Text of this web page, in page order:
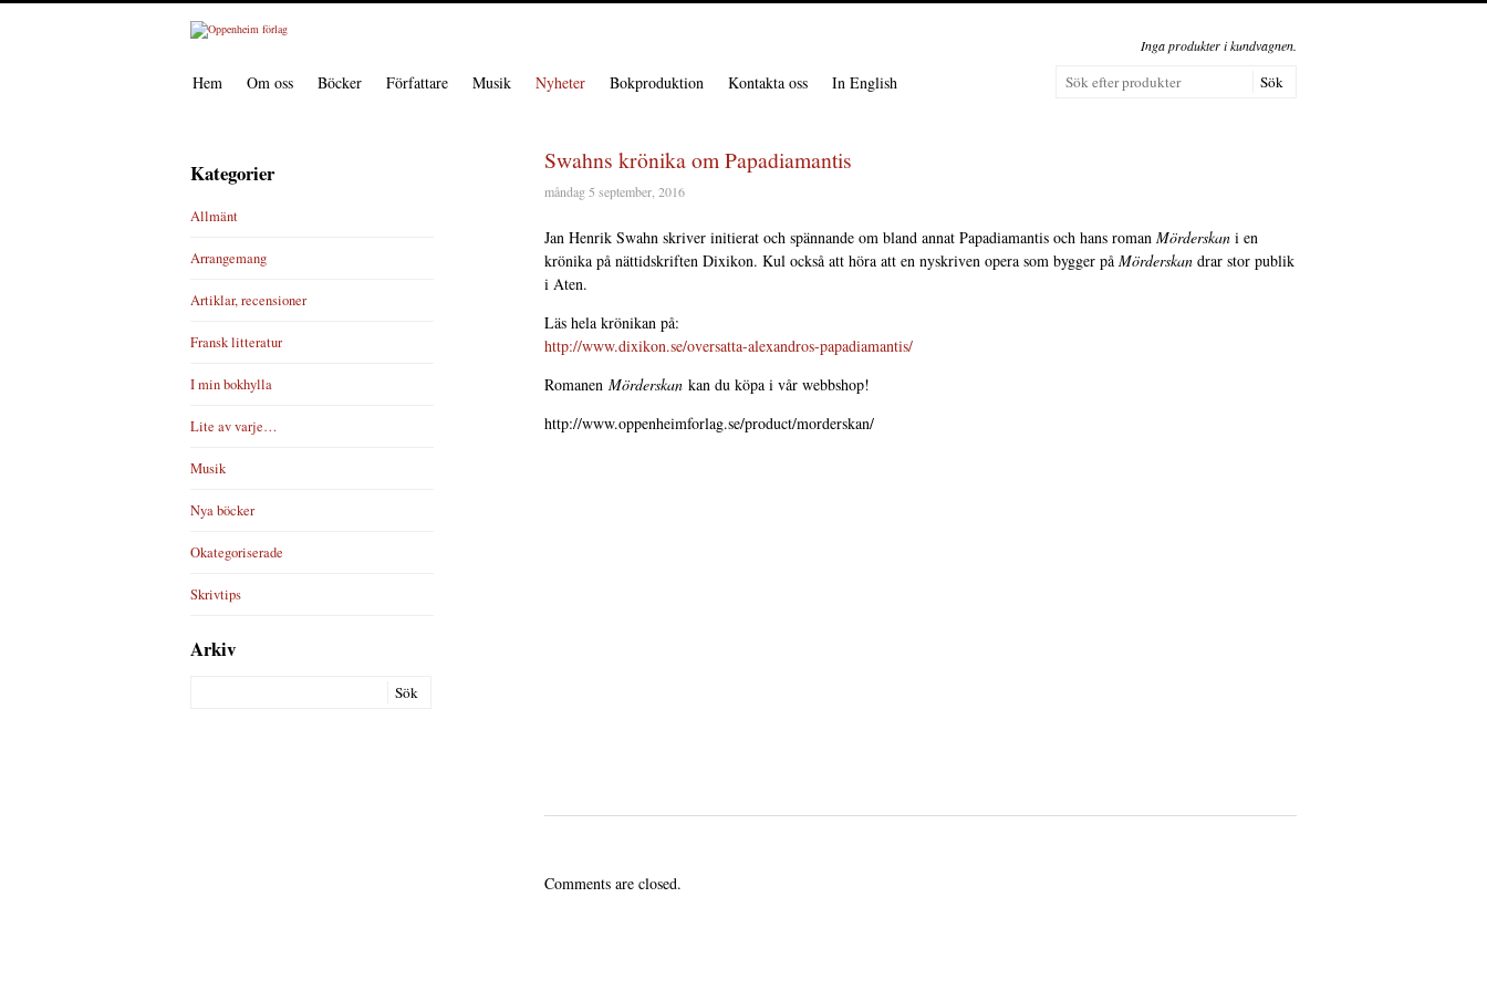
Inga produkter i kundvagnen.
Hem Om oss Böcker Författare Musik Nyheter Bokproduktion Kontakta oss In English
Swahns krönika om Papadiamantis
måndag 5 september, 2016
Jan Henrik Swahn skriver initierat och spännande om bland annat Papadiamantis och hans roman Mörderskan i en
krönika på nättidskriften Dixikon. Kul också att höra att en nyskriven opera som bygger på Mörderskan drar stor publik
i Aten.
Läs hela krönikan på:
http://www.dixikon.se/oversatta-alexandros-papadiamantis/
Romanen Mörderskan kan du köpa i vår webbshop!
http://www.oppenheimforlag.se/product/morderskan/
Comments are closed.
Kategorier
Allmänt
Arrangemang
Artiklar, recensioner
Fransk litteratur
I min bokhylla
Lite av varje…
Musik
Nya böcker
Okategoriserade
Skrivtips
Arkiv